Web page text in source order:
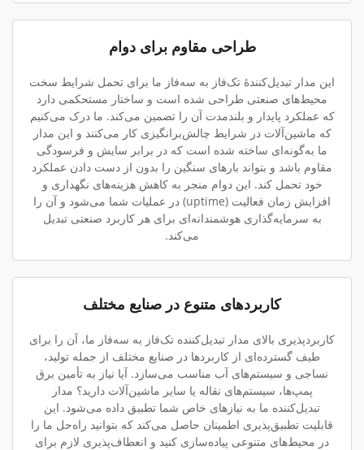
طراحی مقاوم برای دوام
این مدار تبدیل‌کنندهٔ تک‌فاز به سه‌فاز ما برای تحمل شرایط سخت
محیط‌های صنعتی طراحی شده است و ساختار مستحکمی دارد
که عملکرد پایدار و بلندمدت آن را تضمین می‌کند. ما درک می‌کنیم
که ماشین‌آلات در شرایط چالش‌برانگیزی کار می‌کنند و این مدار
ما به‌گونه‌ای ساخته شده است که در برابر سایش و فرسودگی
مقاوم باشد و بتواند بارهای سنگین را بدون از دست دادن عملکرد
خود تحمل کند. این دوام منجر به کاهش هزینه‌های نگهداری و
افزایش زمان فعالیت (uptime) در عملیات شما می‌شود و آن را
به سرمایه‌گذاری هوشمندانه‌ای برای هر کاربرد صنعتی تبدیل
می‌کند.
کاربردهای متنوع در صنایع مختلف
کاربردپذیری بالای مدار تبدیل‌کننده تک‌فاز به سه‌فاز ما، آن را برای
طیف گسترده‌ای از کاربردها در صنایع مختلف از جمله تولید،
نساجی و سیستم‌های آب مناسب می‌سازد. آیا نیاز به تأمین برق
پمپ‌ها، سیستم‌های نقاله یا سایر ماشین‌آلات دارید؟ مدار
تبدیل‌کننده ما به نیازهای خاص شما تطبیق داده می‌شود. این
قابلیت تطبیق‌پذیری اطمینان حاصل می‌کند که بتوانید راه‌حل ما را
در محیط‌های متنوعی پیاده‌سازی کنید و انعطاف‌پذیری لازم برای